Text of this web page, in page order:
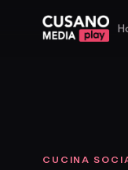
CUCINA